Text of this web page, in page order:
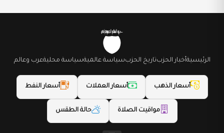
الرئيسيةأخبار الحزبتاريخ الحزبسياسة عالميةسياسة محليةعرب وعالم
أسعار الذهب أسعار العملات أسعار النفط
مواقيت الصلاة حالة الطقس